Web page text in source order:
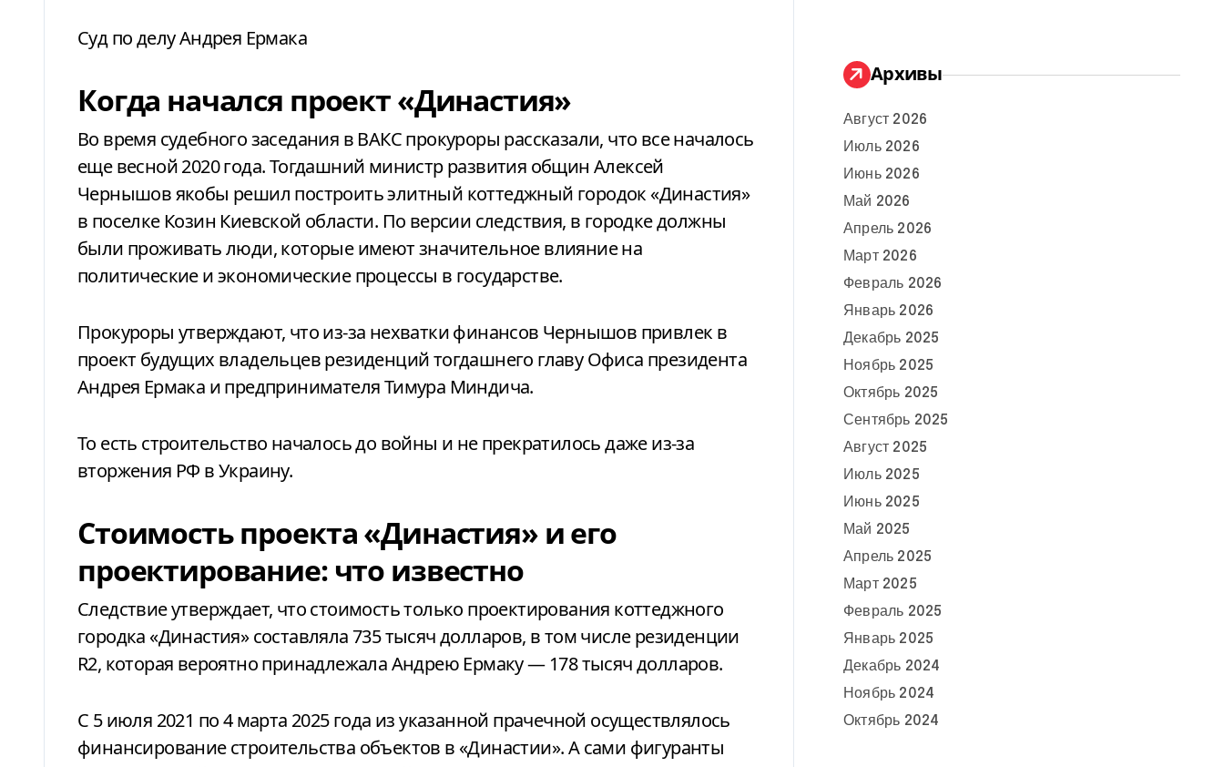
Суд по делу Андрея Ермака
Когда начался проект «Династия»
Во время судебного заседания в ВАКС прокуроры рассказали, что все началось
еще весной 2020 года. Тогдашний министр развития общин Алексей
Чернышов якобы решил построить элитный коттеджный городок «Династия»
в поселке Козин Киевской области. По версии следствия, в городке должны
были проживать люди, которые имеют значительное влияние на
политические и экономические процессы в государстве.
Прокуроры утверждают, что из-за нехватки финансов Чернышов привлек в
проект будущих владельцев резиденций тогдашнего главу Офиса президента
Андрея Ермака и предпринимателя Тимура Миндича.
То есть строительство началось до войны и не прекратилось даже из-за
вторжения РФ в Украину.
Стоимость проекта «Династия» и его
проектирование: что известно
Следствие утверждает, что стоимость только проектирования коттеджного
городка «Династия» составляла 735 тысяч долларов, в том числе резиденции
R2, которая вероятно принадлежала Андрею Ермаку — 178 тысяч долларов.
С 5 июля 2021 по 4 марта 2025 года из указанной прачечной осуществлялось
финансирование строительства объектов в «Династии». А сами фигуранты
Архивы
Август 2026
Июль 2026
Июнь 2026
Май 2026
Апрель 2026
Март 2026
Февраль 2026
Январь 2026
Декабрь 2025
Ноябрь 2025
Октябрь 2025
Сентябрь 2025
Август 2025
Июль 2025
Июнь 2025
Май 2025
Апрель 2025
Март 2025
Февраль 2025
Январь 2025
Декабрь 2024
Ноябрь 2024
Октябрь 2024